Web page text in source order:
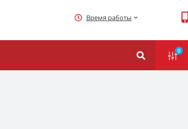
Время работы
0